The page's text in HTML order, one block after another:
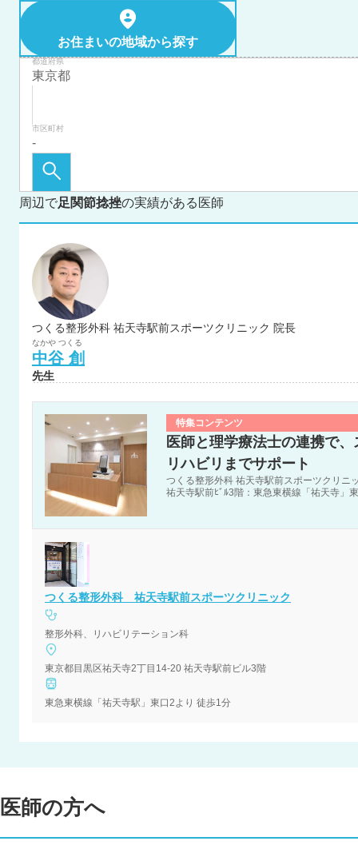
お住まいの地域から探す
都道府県
市区町村
周辺で足関節捻挫の実績がある医師
つくる整形外科 祐天寺駅前スポーツクリニック 院長
なかや つくる
中谷 創
先生
特集コンテンツ
医師と理学療法士の連携で
リハビリまでサポート
つくる整形外科 祐天寺駅前スポーツクリニ
祐天寺駅前ﾋﾞﾙ3階：東急東横線「祐天寺」
つくる整形外科 祐天寺駅前スポーツクリニック
整形外科、リハビリテーション科
東京都目黒区祐天寺2丁目14-20 祐天寺駅前ビル3階
東急東横線「祐天寺駅」東口2より 徒歩1分
医師の方へ